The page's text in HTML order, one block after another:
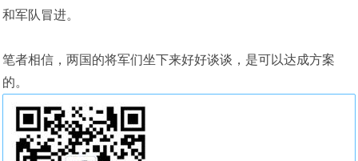
和军队冒进。
笔者相信，两国的将军们坐下来好好谈谈，是可以达成方案
的。